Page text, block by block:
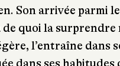
Son arrivée parmi
quoi la surprendre
l’entraîne dans
dans ses habitudes